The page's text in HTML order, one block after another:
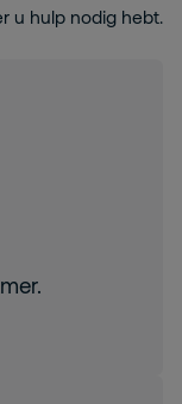
u hulp nodig hebt.